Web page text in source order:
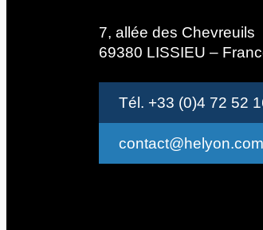
7, allée des Chevreuils
69380 LISSIEU –
Tél. +33 (0)4 72 52
contact@helyon.com